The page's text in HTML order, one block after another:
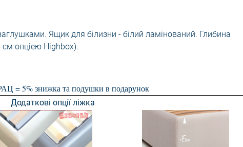
Ящик для білизни - білий ламінований. Глибина
опціею Highbox).
= 5% знижка та подушки в подарунок
Додаткові опції ліжка